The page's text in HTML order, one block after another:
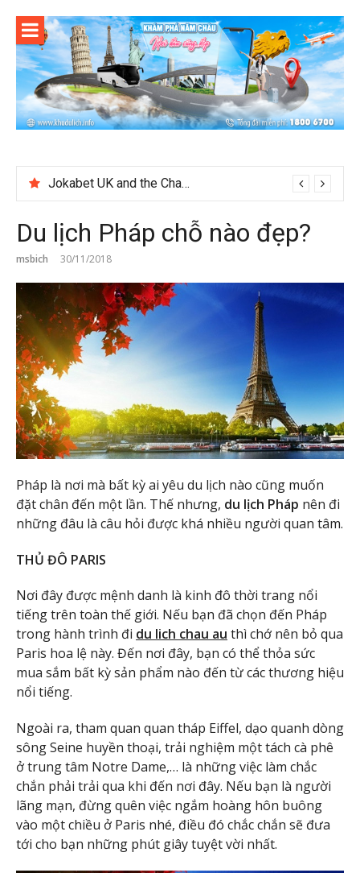
content
Jokabet UK and the Changing Expectations Around Slot Game Selection
Du lịch Pháp chỗ nào đẹp?
msbich 30/11/2018
Pháp là nơi mà bất kỳ ai yêu du lịch nào cũng muốn
đặt chân đến một lần. Thế nhưng, du lịch Pháp nên đi
những đâu là câu hỏi được khá nhiều người quan tâm.
THỦ ĐÔ PARIS
Nơi đây được mệnh danh là kinh đô thời trang nổi
tiếng trên toàn thế giới. Nếu bạn đã chọn đến Pháp
trong hành trình đi du lich chau au thì chớ nên bỏ qua
Paris hoa lệ này. Đến nơi đây, bạn có thể thỏa sức
mua sắm bất kỳ sản phẩm nào đến từ các thương hiệu
nổi tiếng.
Ngoài ra, tham quan quan tháp Eiffel, dạo quanh dòng
sông Seine huyền thoại, trải nghiệm một tách cà phê
ở trung tâm Notre Dame,… là những việc làm chắc
chắn phải trải qua khi đến nơi đây. Nếu bạn là người
lãng mạn, đừng quên việc ngắm hoàng hôn buông
vào một chiều ở Paris nhé, điều đó chắc chắn sẽ đưa
tới cho bạn những phút giây tuyệt vời nhất.